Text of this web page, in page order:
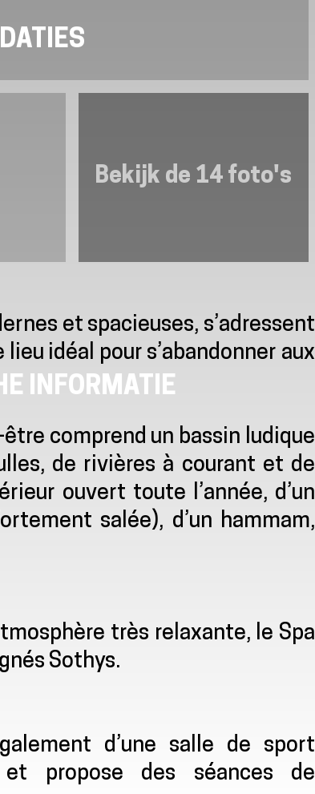
INFORMATIE
Bekijk de 14 foto's
et spacieuses, s’adressent
idéal pour s’abandonner aux
comprend un bassin ludique
de rivières à courant et de
ouvert toute l’année, d’un
salée), d’un hammam,
très relaxante, le Spa
Sothys.
d’une salle de sport
et propose des séances de